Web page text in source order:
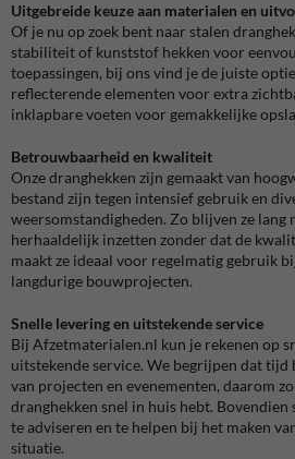
Uitgebreide keuze aan materialen en
Of je nu op zoek bent naar stalen
stabiliteit of kunststof hekken voor
toepassingen, bij ons vind je de juiste
reflecterende elementen voor extra
inklapbare voeten voor gemakkelijke
Betrouwbaarheid en kwaliteit
Onze dranghekken zijn gemaakt van
bestand zijn tegen intensief gebruik en
weersomstandigheden. Zo blijven ze lang
herhaaldelijk inzetten zonder dat de
maakt ze ideaal voor regelmatig gebruik
langdurige bouwprojecten.
Snelle levering en uitstekende service
Bij Afzetmaterialen.nl kun je rekenen op
uitstekende service. We begrijpen dat
van projecten en evenementen, daarom
dranghekken snel in huis hebt. Bovendien
te adviseren en te helpen bij het maken
situatie.